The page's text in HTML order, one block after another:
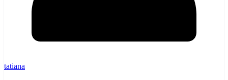
tatiana